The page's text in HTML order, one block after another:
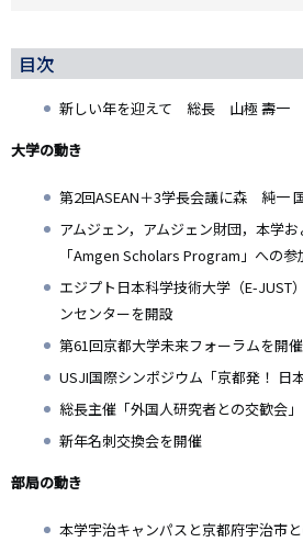
目次
新しい年を迎えて 総長 山極 壽一
大学の動き
第2回ASEAN＋3学長会議に森 純一
アムジェン，アムジェン財団，本学
「Amgen Scholars Program」への
エジプト日本科学技術大学（E-JUST
ンセンターを開設
第61回京都大学未来フォーラムを開催
USJI国際シンポジウム「京都発！ 日
総長主催「外国人研究者との交歓会
新年名刺交換会を開催
部局の動き
本学宇治キャンパスと京都府宇治市